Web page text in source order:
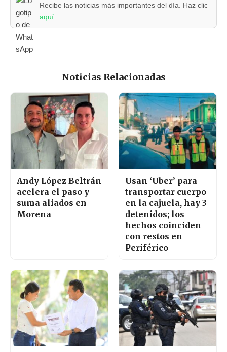
Recibe las noticias más importantes del día. Haz clic
aquí
Noticias Relacionadas
Andy López Beltrán
acelera el paso y
suma aliados en
Morena
Usan ‘Uber’ para
transportar cuerpo
en la cajuela, hay 3
detenidos; los
hechos coinciden
con restos en
Periférico